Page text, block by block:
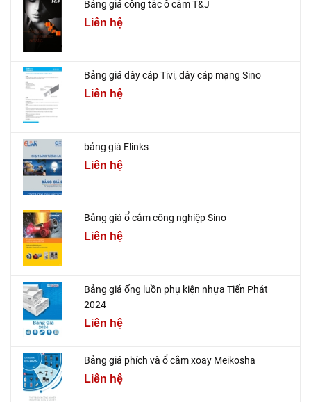
Bảng giá công tắc ổ cắm T&J
Liên hệ
Bảng giá dây cáp Tivi, dây cáp mạng Sino
Liên hệ
bảng giá Elinks
Liên hệ
Bảng giá ổ cắm công nghiệp Sino
Liên hệ
Bảng giá ống luồn phụ kiện nhựa Tiến Phát
2024
Liên hệ
Bảng giá phích và ổ cắm xoay Meikosha
Liên hệ